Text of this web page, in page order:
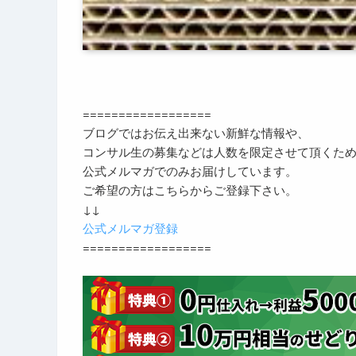
==================
ブログではお伝え出来ない新鮮な情報や、
コンサル生の募集などは人数を限定させて頂くため
公式メルマガでのみお届けしています。
ご希望の方はこちらからご登録下さい。
↓↓
公式メルマガ登録
==================